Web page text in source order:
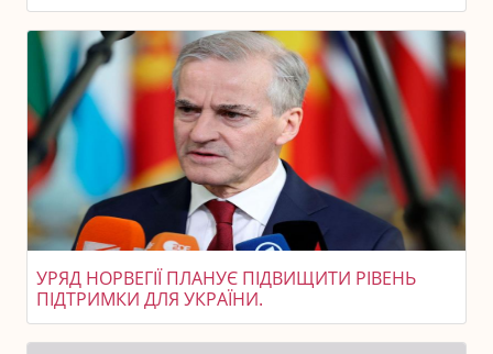
УРЯД НОРВЕГІЇ ПЛАНУЄ ПІДВИЩИТИ РІВЕНЬ
ПІДТРИМКИ ДЛЯ УКРАЇНИ.